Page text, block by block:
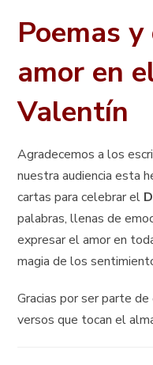
Poemas
amor en
Valentín
Agradecemos a los
nuestra audiencia esta
cartas para celebrar el
palabras, llenas de
expresar el amor en
magia de los
Gracias por ser parte
versos que tocan el